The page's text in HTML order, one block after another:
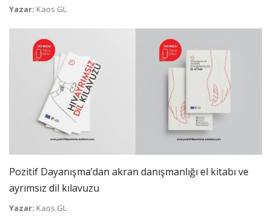
Yazar: Kaos GL
Pozitif Dayanışma’dan akran danışmanlığı el kitabı ve
ayrımsız dil kılavuzu
Yazar: Kaos GL